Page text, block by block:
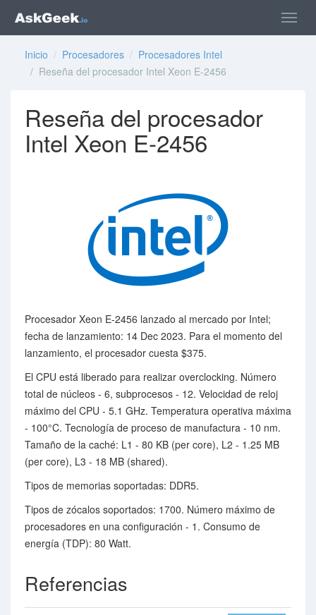
Inicio / Procesadores / Procesadores Intel
/ Reseña del procesador Intel Xeon E-2456
Reseña del procesador
Intel Xeon E-2456
Procesador Xeon E-2456 lanzado al mercado por Intel;
fecha de lanzamiento: 14 Dec 2023. Para el momento del
lanzamiento, el procesador cuesta $375.
El CPU está liberado para realizar overclocking. Número
total de núcleos - 6, subprocesos - 12. Velocidad de reloj
máximo del CPU - 5.1 GHz. Temperatura operativa máxima
- 100°C. Tecnología de proceso de manufactura - 10 nm.
Tamaño de la caché: L1 - 80 KB (per core), L2 - 1.25 MB
(per core), L3 - 18 MB (shared).
Tipos de memorias soportadas: DDR5.
Tipos de zócalos soportados: 1700. Número máximo de
procesadores en una configuración - 1. Consumo de
energía (TDP): 80 Watt.
Referencias